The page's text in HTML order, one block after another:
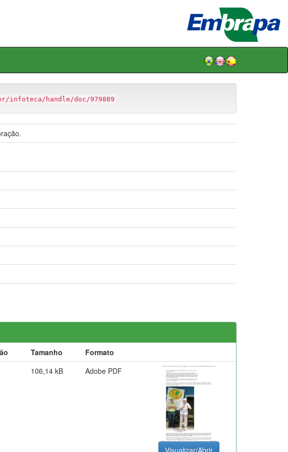
infoteca/handle/doc/979889
Tamanho
Formato
106,14 kB Adobe PDF
Visualizar/Abrir